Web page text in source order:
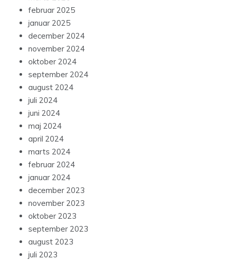
februar 2025
januar 2025
december 2024
november 2024
oktober 2024
september 2024
august 2024
juli 2024
juni 2024
maj 2024
april 2024
marts 2024
februar 2024
januar 2024
december 2023
november 2023
oktober 2023
september 2023
august 2023
juli 2023